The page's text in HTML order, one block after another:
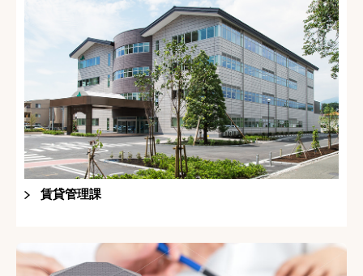
賃貸管理課